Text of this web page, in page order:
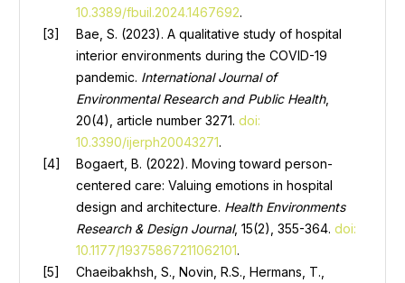
10.3389/fbuil.2024.1467692.
Bae, S. (2023). A qualitative study of hospital
interior environments during the COVID-19
pandemic. International Journal of
Environmental Research and Public Health,
20(4), article number 3271. doi:
10.3390/ijerph20043271.
Bogaert, B. (2022). Moving toward person-
centered care: Valuing emotions in hospital
design and architecture. Health Environments
Research & Design Journal, 15(2), 355-364. doi:
10.1177/19375867211062101.
Chaeibakhsh, S., Novin, R.S., Hermans, T.,